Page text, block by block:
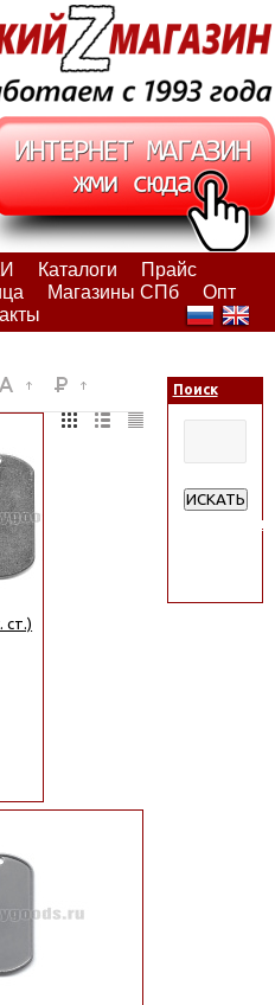
Каталоги
Прайс
Магазины СПб
Опт
ст.)
Поиск
ИСКАТЬ